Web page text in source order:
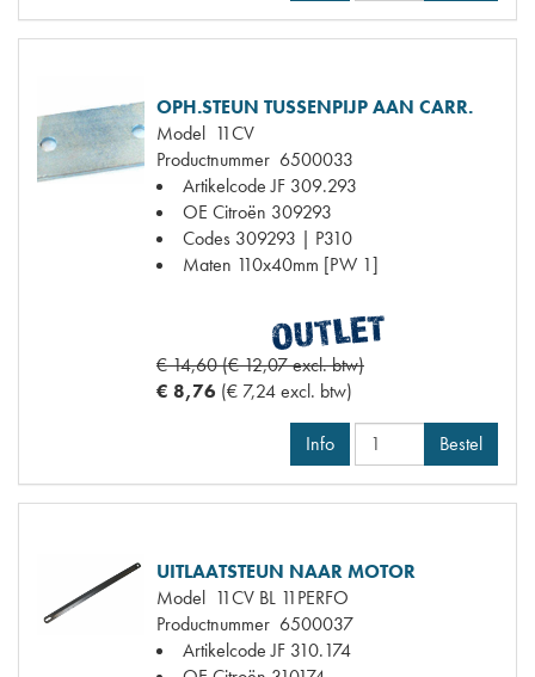
OPH.STEUN TUSSENPIJP AAN CARR.
Model 11CV
Productnummer 6500033
Artikelcode JF 309.293
OE Citroën 309293
Codes 309293 | P310
Maten 110x40mm [PW 1]
€ 14,60 (€ 12,07 excl. btw)
€ 8,76 (€ 7,24 excl. btw)
Info Bestel
UITLAATSTEUN NAAR MOTOR
Model 11CV BL 11PERFO
Productnummer 6500037
Artikelcode JF 310.174